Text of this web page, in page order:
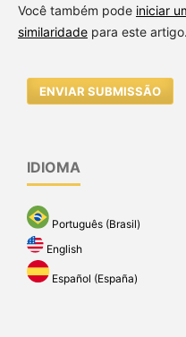
Você também pode iniciar
similaridadepara este artigo.
ENVIAR SUBMISSÃO
IDIOMA
Português (Brasil)
English
Español (España)